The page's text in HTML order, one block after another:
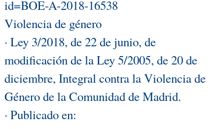
id=BOE-A-2018-16538
Violencia de género
· Ley 3/2018, de 22 de junio, de
modificación de la Ley 5/2005, de 20 de
diciembre, Integral contra la Violencia de
Género de la Comunidad de Madrid.
· Publicado en: